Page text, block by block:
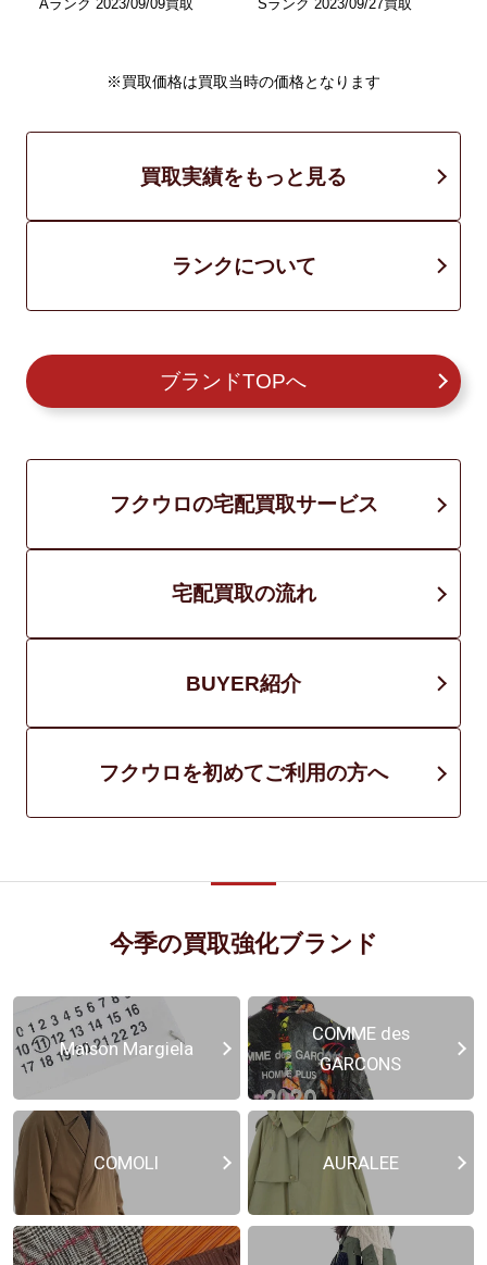
Aランク 2023/09/09買取 Sランク 2023/09/27買取
※買取価格は買取当時の価格となります
買取実績をもっと見る
ランクについて
ブランドTOPへ
フクウロの宅配買取サービス
宅配買取の流れ
BUYER紹介
フクウロを初めてご利用の方へ
今季の買取強化ブランド
Maison Margiela
COMME des
GARCONS
COMOLI AURALEE